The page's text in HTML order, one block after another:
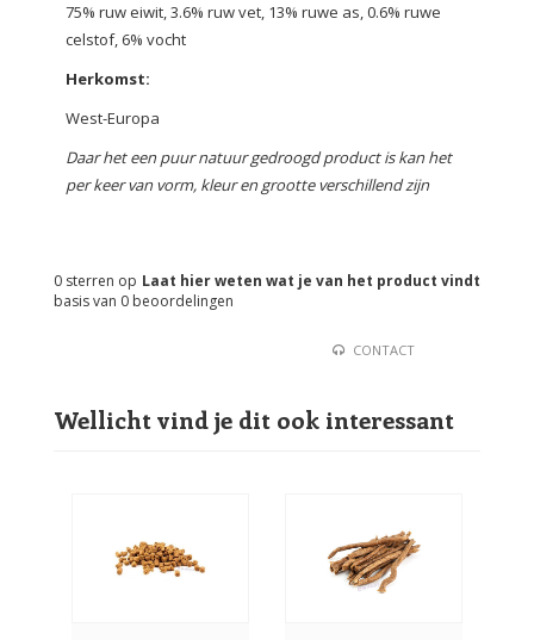
75% ruw eiwit, 3.6% ruw vet, 13% ruwe as, 0.6% ruwe
celstof, 6% vocht
Herkomst:
West-Europa
Daar het een puur natuur gedroogd product is kan het
per keer van vorm, kleur en grootte verschillend zijn
Laat hier weten wat je van het product vindt
0 sterren op
basis van 0 beoordelingen
CONTACT
Wellicht vind je dit ook interessant